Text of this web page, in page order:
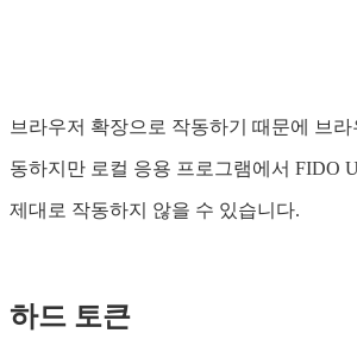
브라우저 확장으로 작동하기 때문에 브
동하지만 로컬 응용 프로그램에서 FIDO
제대로 작동하지 않을 수 있습니다.
하드 토큰